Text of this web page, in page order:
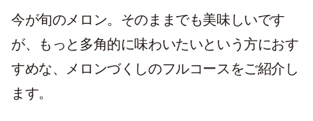
今が旬のメロン。そのままでも美味しいです
が、もっと多角的に味わいたいという方におす
すめな、メロンづくしのフルコースをご紹介し
ます。